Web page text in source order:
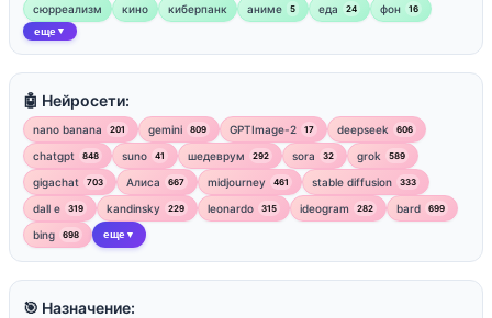
сюрреализм кино киберпанк аниме 5 еда 24 фон 16
еще ▼
🤖 Нейросети:
nano banana 201 gemini 809 GPTImage-2 17 deepseek 606
chatgpt 848 suno 41 шедеврум 292 sora 32 grok 589
gigachat 703 Алиса 667 midjourney 461 stable diffusion 333
dall e 319 kandinsky 229 leonardo 315 ideogram 282 bard 699
bing 698 еще ▼
🎯 Назначение: